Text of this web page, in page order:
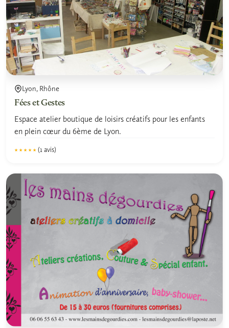
Lyon, Rhône
Fées et Gestes
Espace atelier boutique de loisirs créatifs pour les enfants
en plein cœur du 6ème de Lyon.
★★★★★
★★★★★ (1 avis)